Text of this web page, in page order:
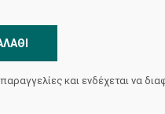
και ενδέχεται να